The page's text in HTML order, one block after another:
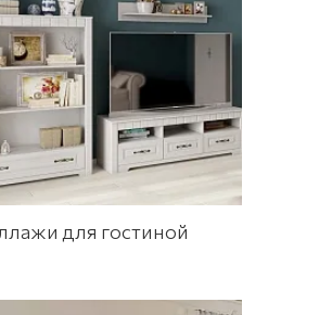
для гостиной